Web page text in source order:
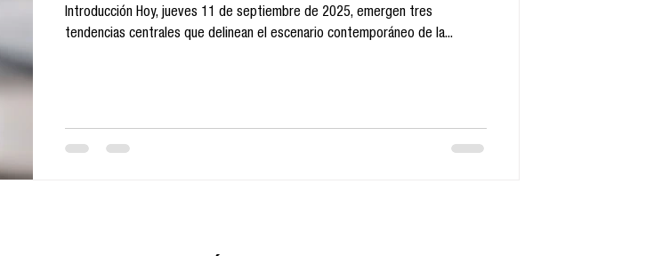
Introducción Hoy, jueves 11 de septiembre de 2025, emergen tres
tendencias centrales que delinean el escenario contemporáneo de la...